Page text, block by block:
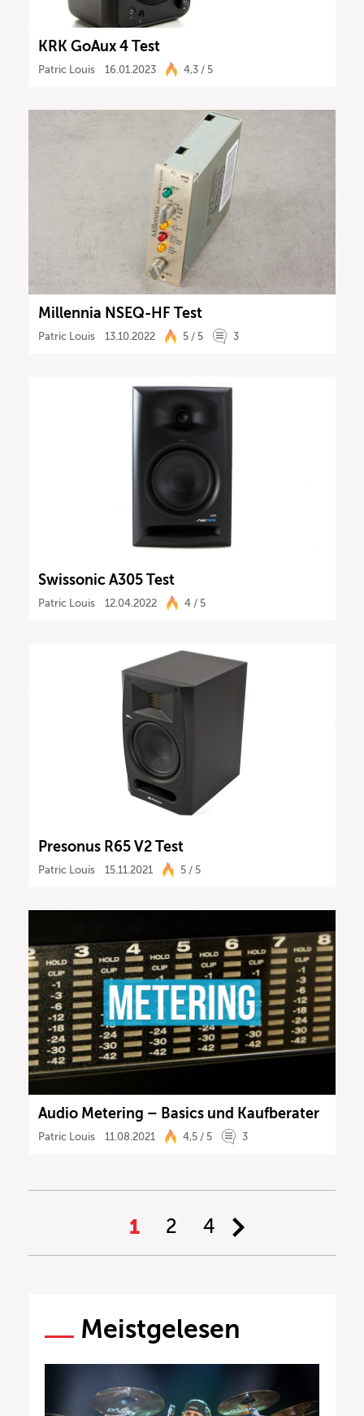
KRK GoAux 4 Test
Patric Louis 16.01.2023 4,3 / 5
Millennia NSEQ-HF Test
Patric Louis 13.10.2022 5 / 5 3
Swissonic A305 Test
Patric Louis 12.04.2022 4 / 5
Presonus R65 V2 Test
Patric Louis 15.11.2021 5 / 5
Audio Metering – Basics und Kaufberater
Patric Louis 11.08.2021 4,5 / 5 3
1 2 4
Meistgelesen